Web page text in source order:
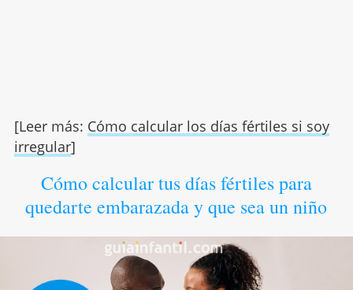
[Leer más: Cómo calcular los días fértiles si soy
irregular]
Cómo calcular tus días fértiles para
quedarte embarazada y que sea un niño